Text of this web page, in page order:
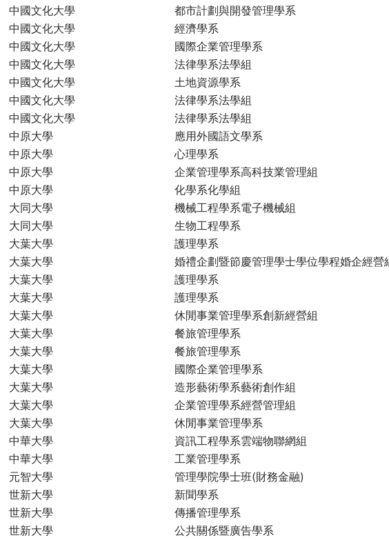
中國文化大學
都市計劃與開發管理學系
中國文化大學
經濟學系
中國文化大學
國際企業管理學系
中國文化大學
法律學系法學組
中國文化大學
土地資源學系
中國文化大學
法律學系法學組
中國文化大學
法律學系法學組
中原大學
應用外國語文學系
中原大學
心理學系
中原大學
企業管理學系高科技業管理組
中原大學
化學系化學組
大同大學
機械工程學系電子機械組
大同大學
生物工程學系
大葉大學
護理學系
大葉大學
婚禮企劃暨節慶管理學士學位學程婚企經營
大葉大學
護理學系
大葉大學
護理學系
大葉大學
休閒事業管理學系創新經營組
大葉大學
餐旅管理學系
大葉大學
餐旅管理學系
大葉大學
國際企業管理學系
大葉大學
造形藝術學系藝術創作組
大葉大學
企業管理學系經營管理組
大葉大學
休閒事業管理學系
中華大學
資訊工程學系雲端物聯網組
中華大學
工業管理學系
元智大學
管理學院學士班(財務金融)
世新大學
新聞學系
世新大學
傳播管理學系
世新大學
公共關係暨廣告學系